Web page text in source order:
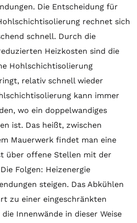
Die Entscheidung für
rechnet sich
schnell. Durch die
Heizkosten sind die
Hohlschichtisolierung
relativ schnell wieder
kann immer
wo ein doppelwandiges
ist. Das heißt, zwischen
Mauerwerk findet man eine
über offene Stellen mit der
Folgen: Heizenergie
steigen. Das Abkühlen
zu einer eingeschränkten
Innenwände in dieser Weise